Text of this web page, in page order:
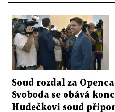
Soud rozdal za
Svoboda se obává
Hudečkovi soud